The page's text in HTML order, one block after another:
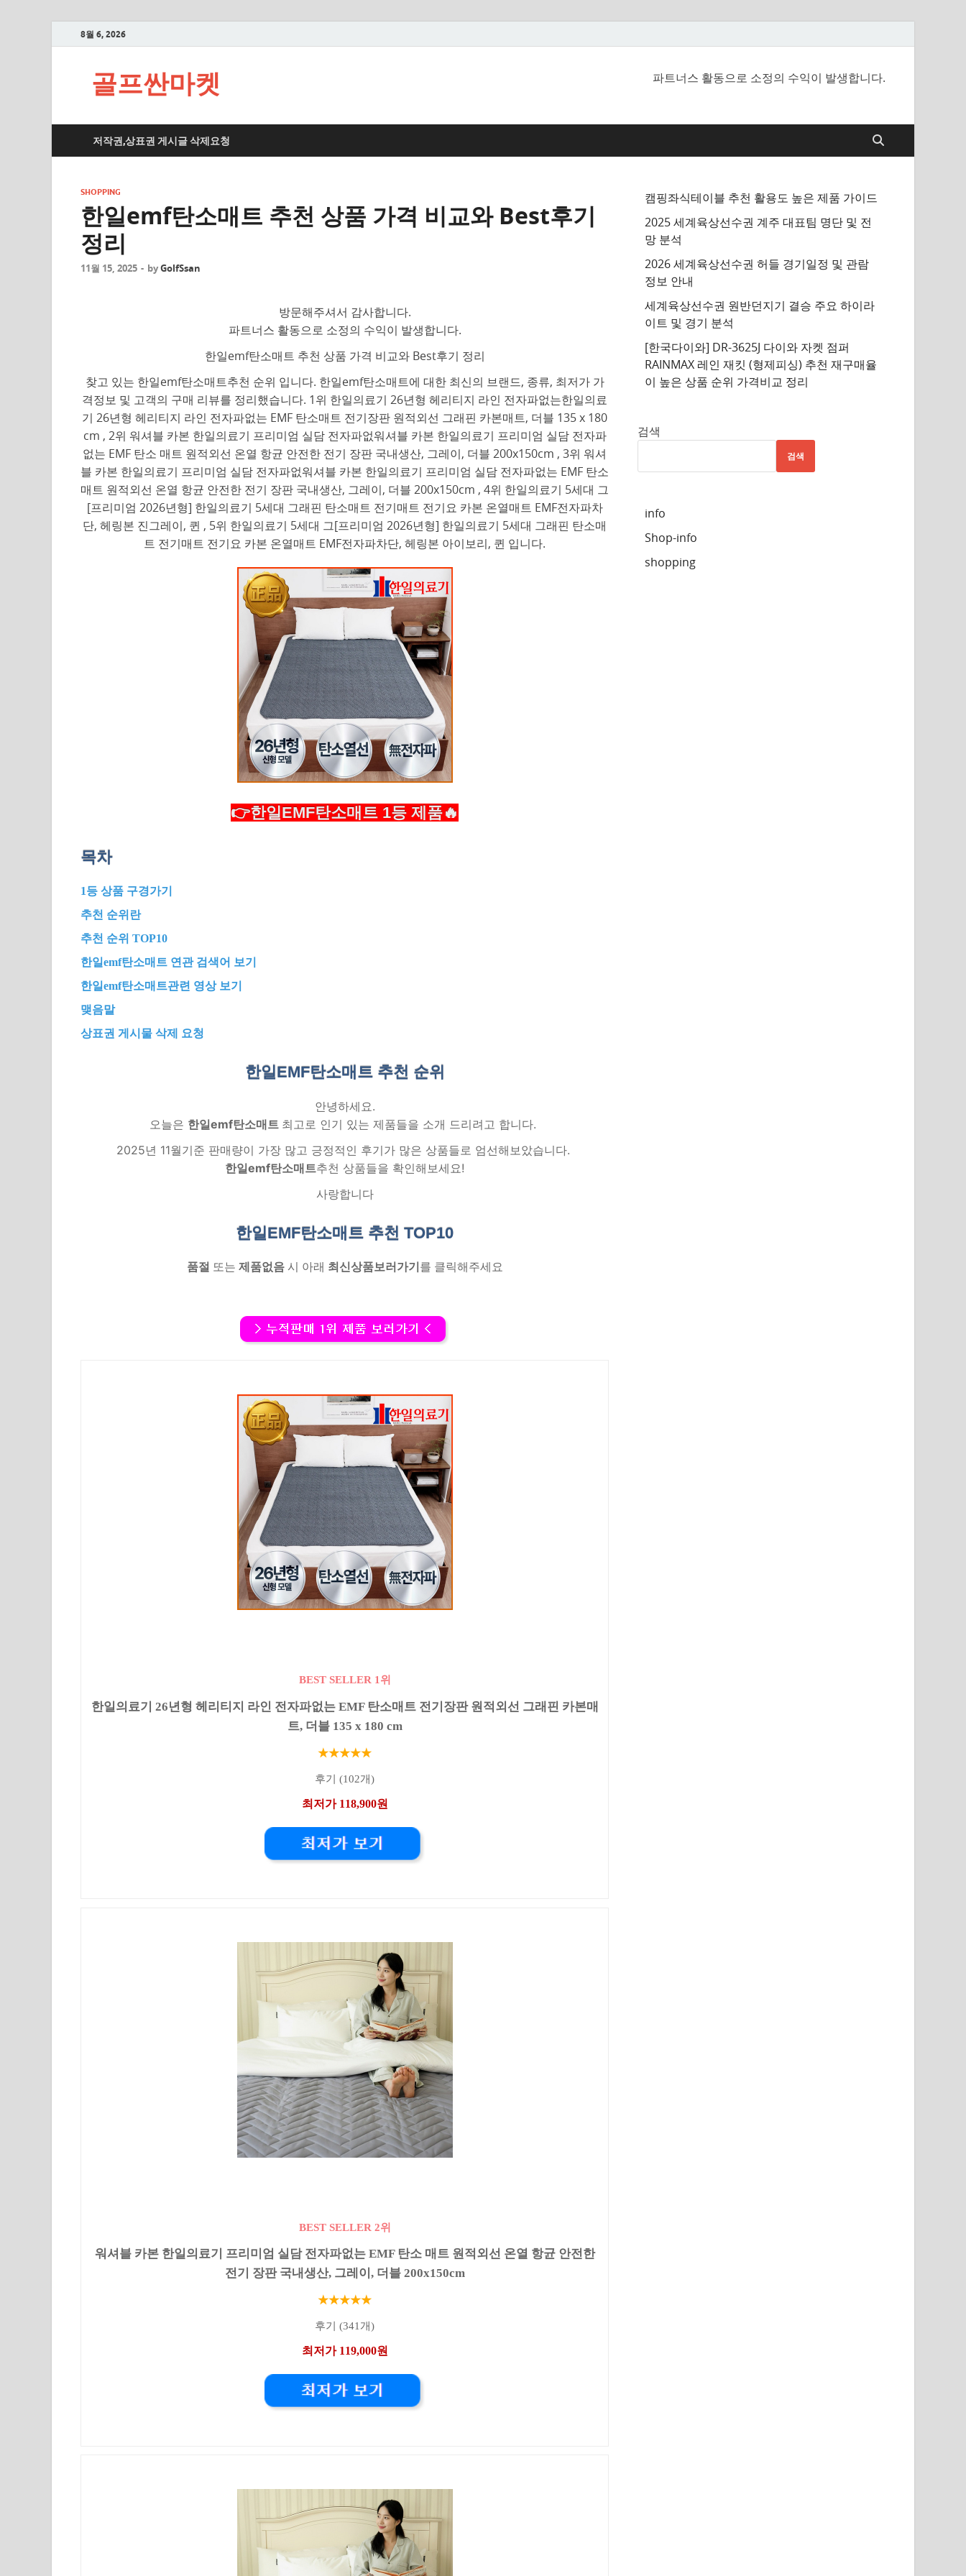
8월 6, 2026
골프싼마켓 파트너스 활동으로 소정의 수익이 발생합니다.
저작권,상표권 게시글 삭제요청
SHOPPING
한일emf탄소매트 추천 상품 가격 비교와 Best후기
정리
11월 15, 2025 - byGolfSsan
방문해주셔서 감사합니다.
파트너스 활동으로 소정의 수익이 발생합니다.
한일emf탄소매트 추천 상품 가격 비교와 Best후기 정리
찾고 있는 한일emf탄소매트추천 순위 입니다. 한일emf탄소매트에 대한 최신의 브랜드, 종류, 최저가 가
격정보 및 고객의 구매 리뷰를 정리했습니다. 1위 한일의료기 26년형 헤리티지 라인 전자파없는한일의료
기 26년형 헤리티지 라인 전자파없는 EMF 탄소매트 전기장판 원적외선 그래핀 카본매트, 더블 135 x 180
cm , 2위 워셔블 카본 한일의료기 프리미엄 실담 전자파없워셔블 카본 한일의료기 프리미엄 실담 전자파
없는 EMF 탄소 매트 원적외선 온열 항균 안전한 전기 장판 국내생산, 그레이, 더블 200x150cm , 3위 워셔
블 카본 한일의료기 프리미엄 실담 전자파없워셔블 카본 한일의료기 프리미엄 실담 전자파없는 EMF 탄소
매트 원적외선 온열 항균 안전한 전기 장판 국내생산, 그레이, 더블 200x150cm , 4위 한일의료기 5세대 그
[프리미엄 2026년형] 한일의료기 5세대 그래핀 탄소매트 전기매트 전기요 카본 온열매트 EMF전자파차
단, 헤링본 진그레이, 퀸 , 5위 한일의료기 5세대 그[프리미엄 2026년형] 한일의료기 5세대 그래핀 탄소매
트 전기매트 전기요 카본 온열매트 EMF전자파차단, 헤링본 아이보리, 퀸 입니다.
👉한일EMF탄소매트 1등 제품🔥
목차
1등 상품 구경가기
추천 순위란
추천 순위 TOP10
한일emf탄소매트 연관 검색어 보기
한일emf탄소매트관련 영상 보기
맺음말
상표권 게시물 삭제 요청
한일EMF탄소매트 추천 순위
안녕하세요.
오늘은 한일emf탄소매트 최고로 인기 있는 제품들을 소개 드리려고 합니다.
2025년 11월기준 판매량이 가장 많고 긍정적인 후기가 많은 상품들로 엄선해보았습니다.
한일emf탄소매트추천 상품들을 확인해보세요!
사랑합니다
한일EMF탄소매트 추천 TOP10
품절 또는 제품없음시 아래 최신상품보러가기 를 클릭해주세요
BEST SELLER 1위
한일의료기 26년형 헤리티지 라인 전자파없는 EMF 탄소매트 전기장판 원적외선 그래핀 카본매
트, 더블 135 x 180 cm
★★★★★
후기 (102개)
최저가 118,900원
BEST SELLER 2위
워셔블 카본 한일의료기 프리미엄 실담 전자파없는 EMF 탄소 매트 원적외선 온열 항균 안전한
전기 장판 국내생산, 그레이, 더블 200x150cm
★★★★★
후기 (341개)
최저가 119,000원
캠핑좌식테이블 추천 활용도 높은 제품 가이드
2025 세계육상선수권 계주 대표팀 명단 및 전
망 분석
2026 세계육상선수권 허들 경기일정 및 관람
정보 안내
세계육상선수권 원반던지기 결승 주요 하이라
이트 및 경기 분석
[한국다이와] DR-3625J 다이와 자켓 점퍼
RAINMAX 레인 재킷 (형제피싱) 추천 재구매율
이 높은 상품 순위 가격비교 정리
검색
검색
info
Shop-info
shopping